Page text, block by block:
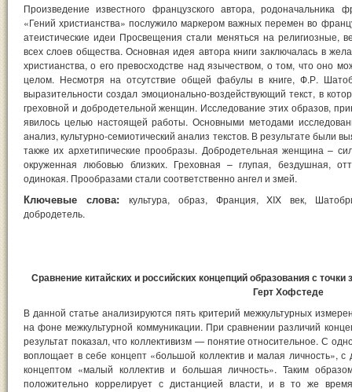
Произведение известного французского автора, родоначальника
«Гений христианства» послужило маркером важных перемен во
атеистические идеи Просвещения стали меняться на религиозные,
всех слоев общества. Основная идея автора книги заключалась в
христианства, о его превосходстве над язычеством, о том, что оно
целом. Несмотря на отсутствие общей фабулы в книге, Ф.Р.
выразительности создал эмоционально-воздействующий текст, в
греховной и добродетельной женщин. Исследование этих образов,
явилось целью настоящей работы. Основными методами
анализ, культурно-семиотический анализ текстов. В результате были
также их архетипические прообразы. Добродетельная женщина –
окруженная любовью близких. Греховная – глупая, бездушная,
одинокая. Прообразами стали соответственно ангел и змей.
Ключевые слова:
культура, образ, Франция, XIX век,
добродетель.
Сравнение китайских и российских концепций образования с
Герт Хофстеде
В данной статье анализируются пять критерий межкультурных
на фоне межкультурной коммуникации. При сравнении различий
результат показал, что коллективизм — понятие относительное. С
воплощает в себе концепт «большой коллектив и малая личность», с
концептом «малый коллектив и большая личность». Таким
положительно коррелирует с дистанцией власти, и в то же